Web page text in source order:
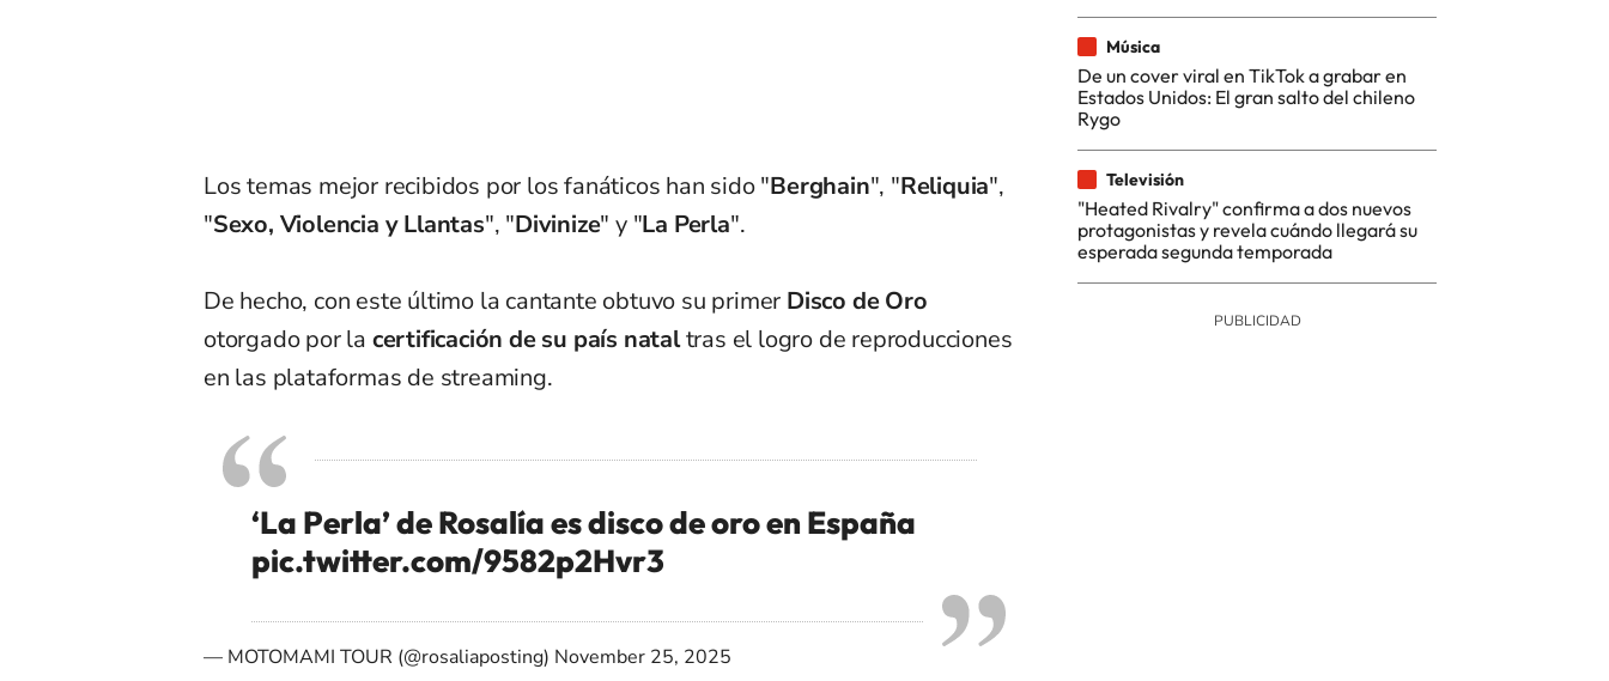
Los temas mejor recibidos por los fanáticos han sido "Berghain", "Reliquia",
"Sexo, Violencia y Llantas", "Divinize" y "La Perla".
De hecho, con este último la cantante obtuvo su primer Disco de Oro
otorgado por la certificación de su país nataltras el logro de reproducciones
en las plataformas de streaming.
‘La Perla’ de Rosalía es disco de oro en España
pic.twitter.com/9582p2Hvr3
— MOTOMAMI TOUR (@rosaliaposting) November 25, 2025
Música
De un cover viral en TikTok a grabar en
Estados Unidos: El gran salto del chileno
Rygo
Televisión
"Heated Rivalry" confirma a dos nuevos
protagonistas y revela cuándo llegará su
esperada segunda temporada